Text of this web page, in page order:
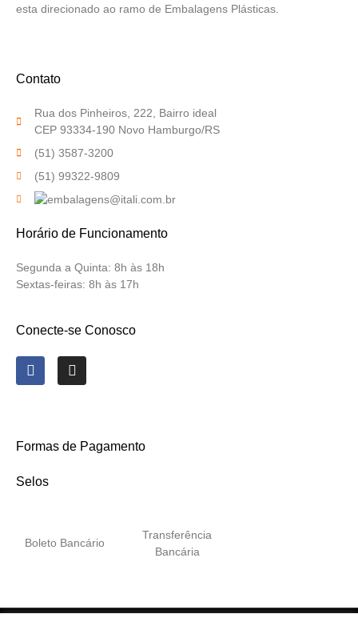
esta direcionado ao ramo de Embalagens Plásticas.
Contato
Rua dos Pinheiros, 222, Bairro ideal
CEP 93334-190 Novo Hamburgo/RS
(51) 3587-3200
(51) 99322-9809
Horário de Funcionamento
Segunda a Quinta: 8h às 18h
Sextas-feiras: 8h às 17h
Conecte-se Conosco
Formas de Pagamento
Selos
Boleto Bancário
Transferência
Bancária